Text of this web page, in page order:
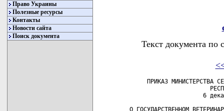
Право Украины
Полезные ресурсы
Контакты
Новости сайта
Поиск документа
Текст документа по
ПРИКАЗ МИНИСТЕРСТВА СЕЛЬСКОГО ХОЗЯЙСТВА И ПРОДОВОЛЬСТВИЯ
                        РЕСПУБЛИКИ БЕЛАРУСЬ
                      6 декабря 1995 г. № 207

 О ГОСУДАРСТВЕННОМ ВЕТЕРИНАРНОМ НАДЗОРЕ НА МЯСОКОМБИНАТАХ И
 ДРУГИХ МЯСОПЕРЕРАБАТЫВАЮЩИХ ПРЕДПРИЯТИЯХ (ЦЕХАХ)

     Во исполнение   постановления   Кабинета  Министров  Республики
Беларусь от 30 августа  1995  г.  №  475  "О  мерах  по  дальнейшему
развитию ветеринарного дела в республике" приказываю:
     1. Утвердить Примерное положение о Государственном ветеринарном
надзоре на  мясокомбинате и других мясоперерабатывающих предприятиях
(цехах).
     2. Председателям    комитетов    по   сельскому   хозяйству   и
продовольствию облисполкомов  принять  меры  по   созданию   отделов
государственного надзора      на     мясокомбинатах     и     других
мясоперерабатывающих предприятиях (цехах) со штатом две-три  единицы
ветеринарных врачей (на сырьевую зону мясокомбината в зависимости от
его мощности),  а также оказать содействие в создании им необходимых
производственно-бытовых условий,      обеспечении      транспортными
средствами, укомплектовании высококвалифицированными специалистами.

 Министр                                                  В.С.ЛЕОНОВ

 СОГЛАСОВАНО                                     УТВЕРЖДЕНО
 Заместитель                                     Приказ Министерства
 Министра юстиции                                сельского хозяйства
 Республики Беларусь                             и продовольствия
 Г.В.Бочкова                                     Республики Беларусь
                                                 06.12.1995 № 207

                        ПРИМЕРНОЕ ПОЛОЖЕНИЕ
               о государственном ветеринарном надзоре
 на мясокомбинате и других мясоперерабатывающих предприятиях (цехах)

                          Основные задачи
               государственного ветеринарного надзора
 на мясокомбинате и других мясоперерабатывающих предприятиях (цехах)

     1. Основными задачами государственного ветеринарного надзора на
мясокомбинате, других  мясоперерабатывающих   предприятиях   (цехах)
являются осуществление  государственного  ветеринарного  надзора  за
приемкой, переработкой    животных    и    птицы    и    обеспечение
государственного контроля      ветеринарно-санитарного      качества
вырабатываемой, хранящейся  и  реализуемой  пищевой,  технической  и
кормовой продукции на закрепленном мясокомбинате,  а также на других
мясоперерабатывающих предприятиях и цехах,  находящихся  в  сырьевой
зоне мясокомбината, независимо от форм собственности.
     2. Ветеринарные  врачи,  наделенные  правами   государственного
ветеринарного надзора на мясокомбинате,  других мясоперерабатывающих
предприятиях (цехах),   в   соответствии   с   основными    задачами
осуществляют,   в   пределах   своей   компетенции,  государственный
ветеринарный  надзор  за  соблюдением  на   закрепленных   за   ними
предприятиях ветеринарного законодательства,  ветеринарно-санитарных
правил и других нормативных ветеринарных актов, в том числе:
     2.1. надзор   за   выполнением   ветеринарно-санитарных  правил
приемки и предубойного содержания животных и птицы;
     2.2. входной   контроль   поступающего  на  предприятия  сырья,
материалов, полуфабрикатов,    предназначенных     для     основного
производства;
     2.3. контроль за санитарным состоянием цехов,  технологического
оборудования и тары, транспортных средств, за соблюдением санитарных
норм и правил при производстве, упаковке, хранении и транспортировке
сырья, материалов, готовых продуктов;
     2.4. ветеринарный контроль за соблюдением условий хранения мяса
и мясных  продуктов,  сырья  и  кормов  животного  происхождения  на
мясокомбинате и     других     закрепленных     мясоперерабатывающих
предприятиях и цехах;
     2.5. контроль   за   работой   производственной    ветеринарной
лаборатории мясокомбината,     контролеров-бракеров,    ветеринарных
специалистов на всех участках производства,  за соблюдением  режимов
обеззараживания условно годного мяса и мясопродуктов,  объективности
ветеринарно-санитарной экспертизы в технологическом процессе;
     2.6. контроль      за      проведением     на     мясокомбинате
противоэпизоотических мероприятий,  предусмотренных соответствующими
нормативными ветеринарными актами.
     3. Государственный   ветеринарный   инспектор,